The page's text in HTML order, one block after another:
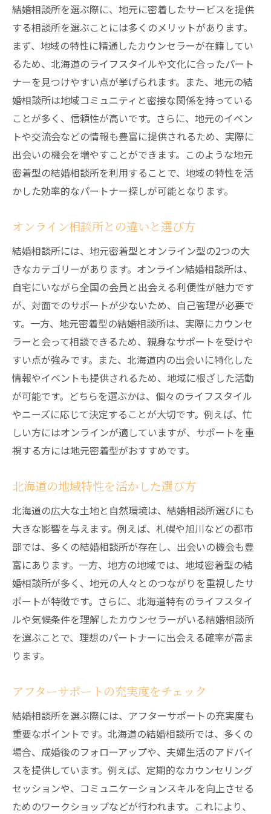
結婚相談所を選ぶ際に、地元に密着したサービスを提供
する相談所を選ぶことには多くのメリットがあります。
まず、地域の特性に精通したカウンセラーが在籍してい
るため、北海道のライフスタイルや文化に合ったパート
ナーを見つけやすい点が挙げられます。また、地元の結
婚相談所は地域コミュニティと密接な関係を持っている
ことが多く、信頼性が高いです。さらに、地元のイベン
トや交流会などの情報も豊富に提供されるため、実際に
出会いの機会を増やすことができます。このような地元
密着型の結婚相談所を利用することで、地域の特性を活
かした効率的なパートナー探しが可能となります。
オンライン相談所との違いと選び方
結婚相談所には、地元密着型とオンライン型の2つの大
きなカテゴリーがあります。オンライン結婚相談所は、
自宅にいながら全国の会員と出会える利便性が魅力です
が、対面でのサポートが少ないため、自己管理が必要で
す。一方、地元密着型の結婚相談所は、実際にカウンセ
ラーと会って相談できるため、親身なサポートを受けや
すい点が強みです。また、北海道内の出会いに特化した
情報やイベントも提供されるため、地域に根ざした活動
が可能です。どちらを選ぶかは、個々のライフスタイル
やニーズに応じて決定することが大切です。例えば、忙
しい方にはオンラインが適していますが、サポートを重
視する方には地元密着型がおすすめです。
北海道の地域特性を活かした選び方
北海道の広大な土地と自然環境は、結婚相談所選びにも
大きな影響を与えます。例えば、札幌や旭川などの都市
部では、多くの結婚相談所が存在し、出会いの機会も豊
富にあります。一方、地方の地域では、地域密着型の結
婚相談所が多く、地元の人々とのつながりを重視したサ
ポートが特徴です。さらに、北海道特有のライフスタイ
ルや気候条件を理解したカウンセラーがいる結婚相談所
を選ぶことで、理想のパートナーに出会える確率が高ま
ります。
アフターサポートの充実度をチェック
結婚相談所を選ぶ際には、アフターサポートの充実度も
重要なポイントです。北海道の結婚相談所では、多くの
場合、成婚後のフォローアップや、夫婦生活のアドバイ
スを提供しています。例えば、定期的なカウンセリング
セッションや、コミュニケーションスキルを向上させる
ためのワークショップなどが行われます。これにより、